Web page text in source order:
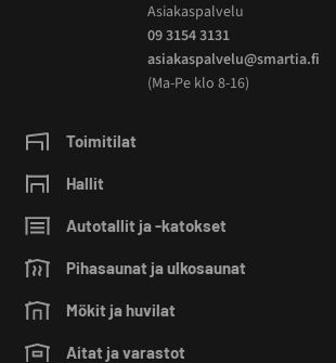
Asiakaspalvelu
09 3154 3131
asiakaspalvelu@smartia.fi
(Ma-Pe klo 8-16)
Toimitilat
Hallit
Autotallit ja -katokset
Pihasaunat ja ulkosaunat
Mökit ja huvilat
Aitat ja varastot